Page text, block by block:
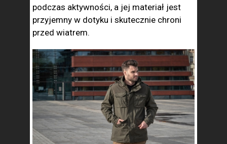
podczas aktywności, a jej materiał jest
przyjemny w dotyku i skutecznie chroni
przed wiatrem.